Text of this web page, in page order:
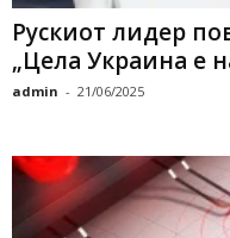
Рускиот лидер
„Цела Украина е
admin - 21/06/2025